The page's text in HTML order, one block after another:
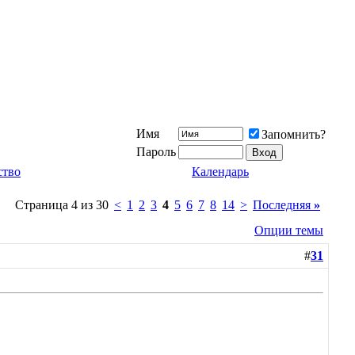
Имя
Запомнить?
Пароль
Календарь
Страница 4 из 30 < 1 2 3 4 5 6 7 8 14 > Последняя »
Опции темы
#31